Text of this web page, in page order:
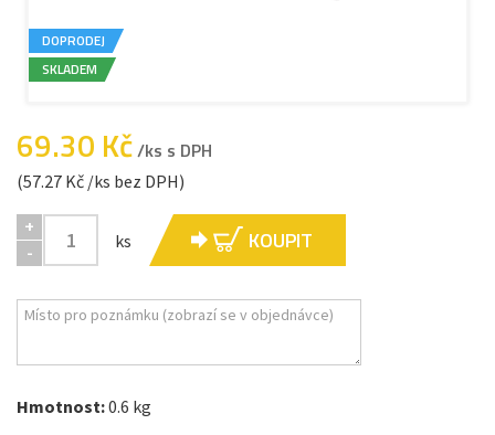
DOPRODEJ
SKLADEM
69.30 Kč/ks s DPH
(57.27 Kč /ks bez DPH)
+
-
ks KOUPIT
Hmotnost:0.6 kg